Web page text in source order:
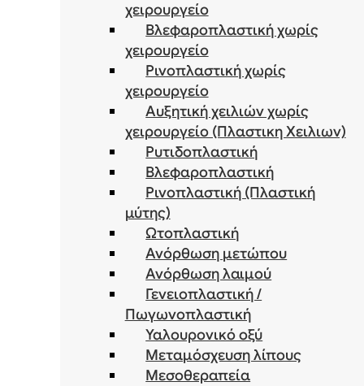
χειρουργείο
Βλεφαροπλαστική χωρίς
χειρουργείο
Ρινοπλαστική χωρίς
χειρουργείο
Αυξητική χειλιών χωρίς
χειρουργείο (Πλαστικη Χειλιων)
Ρυτιδοπλαστική
Βλεφαροπλαστική
Ρινοπλαστική (Πλαστική
μύτης)
Ωτοπλαστική
Ανόρθωση μετώπου
Ανόρθωση λαιμού
Γενειοπλαστική /
Πωγωνοπλαστική
Υαλουρονικό οξύ
Μεταμόσχευση λίπους
Μεσοθεραπεία